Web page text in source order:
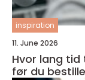
inspiration
11. June 2026
Hvor lang
før du